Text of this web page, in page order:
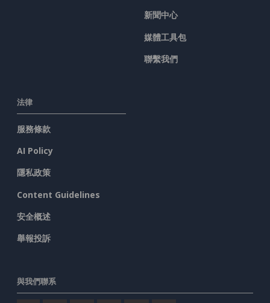
新聞中心
媒體工具包
聯繫我們
法律
服務條款
AI Policy
隱私政策
Content Guidelines
安全概述
舉報投訴
與我們聯系